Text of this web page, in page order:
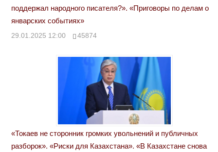
поддержал народного писателя?». «Приговоры по делам о
январских событиях»
29.01.2025 12:00 45874
«Токаев не сторонник громких увольнений и публичных
разборок». «Риски для Казахстана». «В Казахстане снова